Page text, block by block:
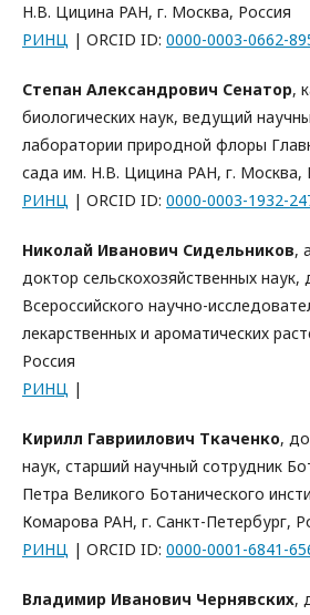
Н.В. Цицина РАН, г. Москва, Россия
РИНЦ | ORCID ID: 0000-0003-0662-
Степан Александрович Сенатор,
биологических наук, ведущий
лаборатории природной флоры
сада им. Н.В. Цицина РАН, г. Москва,
РИНЦ | ORCID ID: 0000-0003-1932-
Николай Иванович Сидельников,
доктор сельскохозяйственных наук,
Всероссийского научно-
лекарственных и ароматических
Россия
РИНЦ |
Кирилл Гавриилович Ткаченко,
наук, старший научный сотрудник
Петра Великого Ботанического
Комарова РАН, г. Санкт-Петербург,
РИНЦ | ORCID ID: 0000-0001-6841-
Владимир Иванович Чернявских,